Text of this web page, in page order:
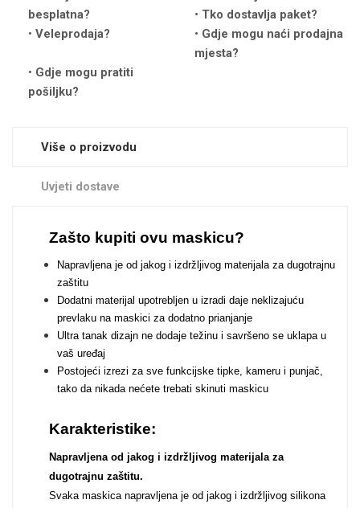
besplatna?
Tko dostavlja paket?
Veleprodaja?
Gdje mogu naći prodajna
mjesta?
Gdje mogu pratiti
pošiljku?
Više o proizvodu
Uvjeti dostave
Zašto kupiti ovu maskicu?
Napravljena je od jakog i izdržljivog materijala za dugotrajnu
zaštitu
Dodatni materijal upotrebljen u izradi daje neklizajuću
prevlaku na maskici za dodatno prianjanje
Ultra tanak dizajn ne dodaje težinu i savršeno se uklapa u
vaš uređaj
Postojeći izrezi za sve funkcijske tipke, kameru i punjač,
tako da nikada nećete trebati skinuti maskicu
Karakteristike:
Napravljena od jakog i izdržljivog materijala za
dugotrajnu zaštitu.
Svaka maskica napravljena je od jakog i izdržljivog silikona
Doodles Apstraktni motivi
Monogrami Dječji motivi
Za njega Za nju